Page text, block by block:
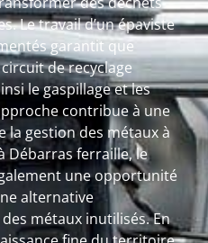
Le travail d’un épaviste
garantit que
de recyclage
le gaspillage et les
contribue à une
la gestion des métaux à
Débarras ferraille, le
une opportunité
alternative
métaux inutilisés. En